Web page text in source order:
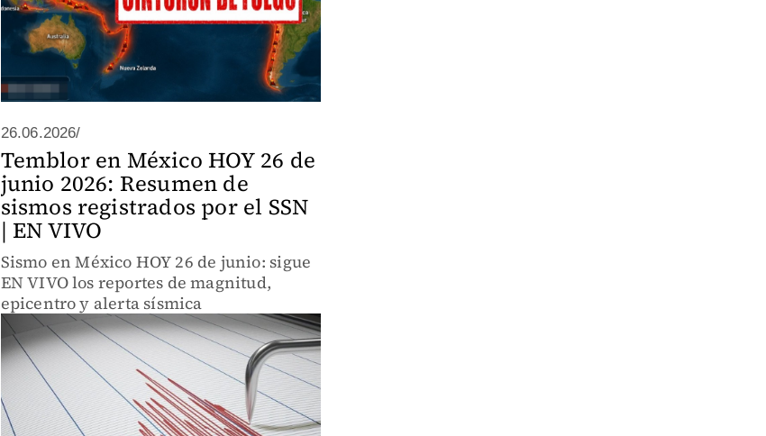
26.06.2026/
Temblor en México HOY 26 de
junio 2026: Resumen de
sismos registrados por el SSN
| EN VIVO
Sismo en México HOY 26 de junio: sigue
EN VIVO los reportes de magnitud,
epicentro y alerta sísmica